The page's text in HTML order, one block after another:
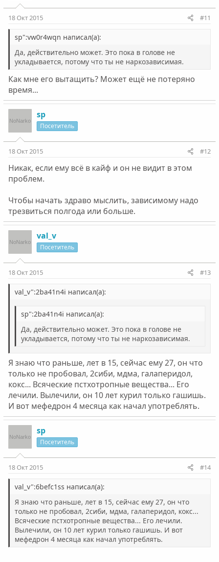
18 Окт 2015 #11
sp":vw0r4wqn написал(а):
Да, действительно может. Это пока в голове не
укладывается, потому что ты не наркозависимая.
Как мне его вытащить? Может ещё не потеряно
время...
sp
Посетитель
18 Окт 2015 #12
Никак, если ему всё в кайф и он не видит в этом
проблем.
Чтобы начать здраво мыслить, зависимому надо
трезвиться полгода или больше.
val_v
Посетитель
18 Окт 2015 #13
val_v":2ba41n4i написал(а):
sp":2ba41n4i написал(а):
Да, действительно может. Это пока в голове не
укладывается, потому что ты не наркозависимая.
Я знаю что раньше, лет в 15, сейчас ему 27, он что
только не пробовал, 2сиби, мдма, галаперидол,
кокс... Всяческие пстхотропные вещества... Его
лечили. Вылечили, он 10 лет курил только гашишь.
И вот мефедрон 4 месяца как начал употреблять.
sp
Посетитель
18 Окт 2015 #14
val_v":6befc1ss написал(а):
Я знаю что раньше, лет в 15, сейчас ему 27, он что
только не пробовал, 2сиби, мдма, галаперидол, кокс...
Всяческие пстхотропные вещества... Его лечили.
Вылечили, он 10 лет курил только гашишь. И вот
мефедрон 4 месяца как начал употреблять.